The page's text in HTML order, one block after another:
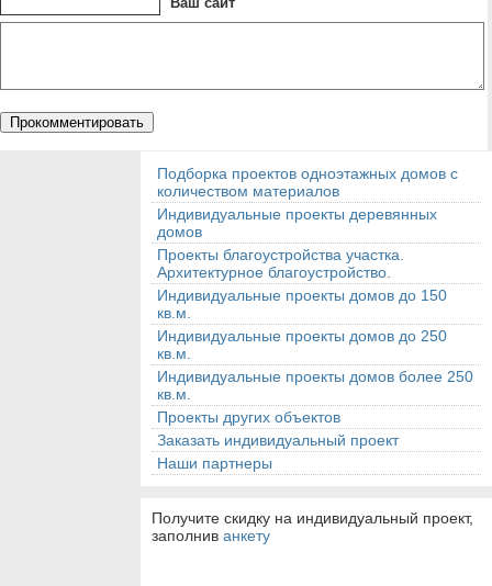
Подборка проектов одноэтажных домов с
количеством материалов
Индивидуальные проекты деревянных
домов
Проекты благоустройства участка.
Архитектурное благоустройство.
Индивидуальные проекты домов до 150
кв.м.
Индивидуальные проекты домов до 250
кв.м.
Индивидуальные проекты домов более 250
кв.м.
Проекты других объектов
Заказать индивидуальный проект
Наши партнеры
Получите скидку на индивидуальный проект,
заполнив анкету